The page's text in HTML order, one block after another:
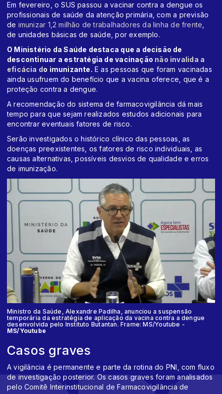
Em fevereiro, o SUS passou a vacinar contra a dengue os
profissionais de saúde da atenção primária, com a previsão
de imunizar 1,2 milhão de trabalhadores da linha de frente
de unidades básicas de saúde, por exemplo.
O Ministério da Saúde destaca que a decisão de
descontinuar a estratégia de vacinação não invalida a
eficácia do imunizante. E as pessoas que foram vacinadas
ainda usufruem do benefício que a vacina oferece, que é a
proteção contra a dengue.
A recomendação do sistema de farmacovigilância dá mais
tempo para que sejam realizados estudos adicionais para
encontrar eventuais fatores de risco.
Serão investigados o histórico clínico das pessoas, as
doenças preexistentes, os fatores de risco individuais, as
causas alternativas, possíveis desvios de qualidade e erros
de imunização.
Ministro da Saúde, Alexandre Padilha, anunciou a suspensão
temporária da estratégia de aplicação da vacina contra a dengue
desenvolvida pelo Instituto Butantan. Frame: MS/Youtube -
MS/Youtube
Casos graves
A vigilância é permanente e parte da rotina do PNI, com fluxo
de investigação posterior. Os casos graves foram analisados
pelo Comitê Interinstitucional de Farmacovigilância de